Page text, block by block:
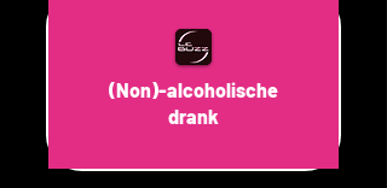
(Non)-alcoholische
drank